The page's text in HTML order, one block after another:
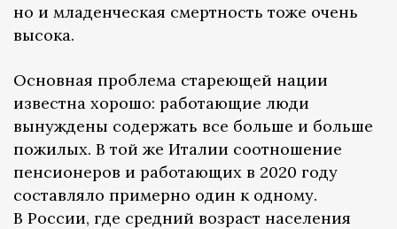
но и младенческая смертность тоже очень
высока.
Основная проблема стареющей нации
известна хорошо: работающие люди
вынуждены содержать все больше и больше
пожилых. В той же Италии соотношение
пенсионеров и работающих в 2020 году
составляло примерно один к одному.
В России, где средний возраст населения